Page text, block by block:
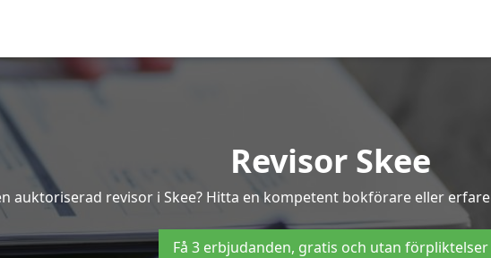
Revisor Skee
auktoriserad revisor i Skee? Hitta en kompetent bokförare eller
Få 3 erbjudanden, gratis och utan förpliktelser